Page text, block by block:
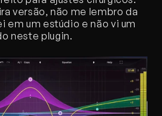
versão, não me lembro da
em um estúdio e não vi um
neste plugin.